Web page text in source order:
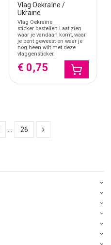
Vlag Oekraïne /
Ukraine
Vlag Oekraïne
sticker bestellen Laat zien
waar je vandaan komt, waar
je bent geweest en waar je
nog heen wilt met deze
vlaggensticker.
€ 0,75
26